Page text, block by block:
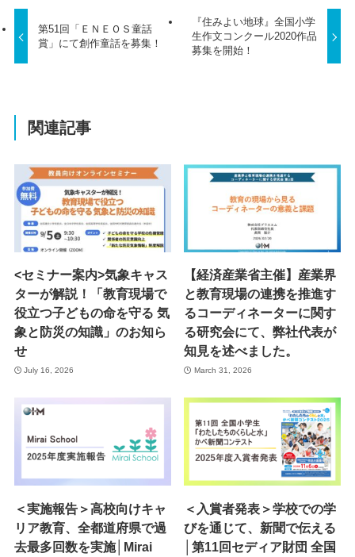
第51回「ＥＮＥＯＳ童話
賞」にて創作童話を募集！
『住みよい地球』全国小学
生作文コンクール2020作品
募集を開始！
関連記事
<セミナー案内>気象キャス
ターが解説！「教育現場で
役立つ子どもの命を守る 気
象と防災の知識」のお知ら
せ
July 16, 2026
【経済産業省主催】産業界
と教育現場の連携を推進す
るコーディネーターに関す
る研究会にて、弊社代表が
知見を述べました。
March 31, 2026
＜実施報告＞高校向けキャ
リア教育、全都道府県で過
去最多回数を実施│Mirai
＜入賞者発表＞学校での学
びを通じて、新聞で伝える
│第11回セディア財団 全国